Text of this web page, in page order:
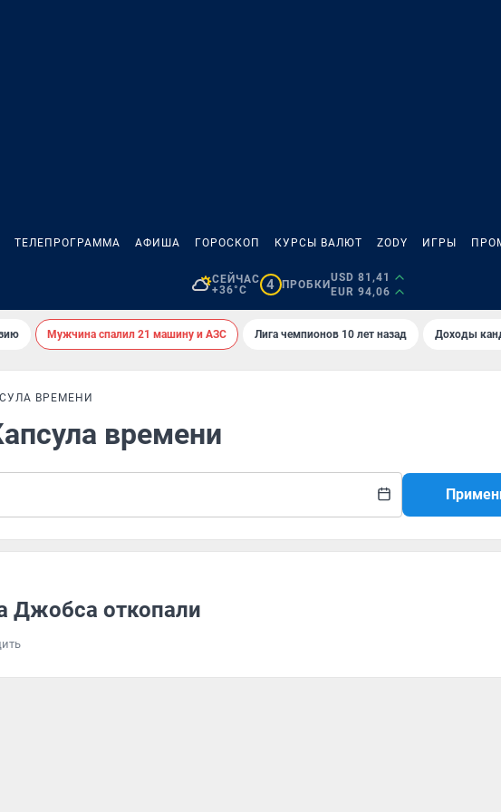
ТЕЛЕПРОГРАММА АФИША ГОРОСКОП КУРСЫ ВАЛЮТ ZODY ИГРЫ
СЕЙЧАС
+36°C
4 ПРОБКИ
USD 81,41
EUR 94,06
Мужчина спалил 21 машину и АЗС Лига чемпионов 10 лет назад Доходы
ВРЕМЕНИ
времени
Джобса откопали